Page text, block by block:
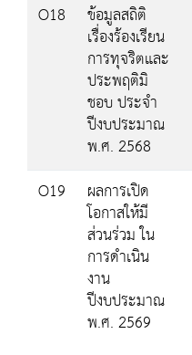
O18
ข้อมูลสถิติ
เรื่องร้องเรียน
การทุจริตและ
ประพฤติมิ
ชอบ ประจำ
ปีงบประมาณ
พ.ศ. 2568
O19 ผลการเปิด
โอกาสให้มี
ส่วนร่วม ใน
การดำเนิน
งาน
ปีงบประมาณ
พ.ศ. 2569